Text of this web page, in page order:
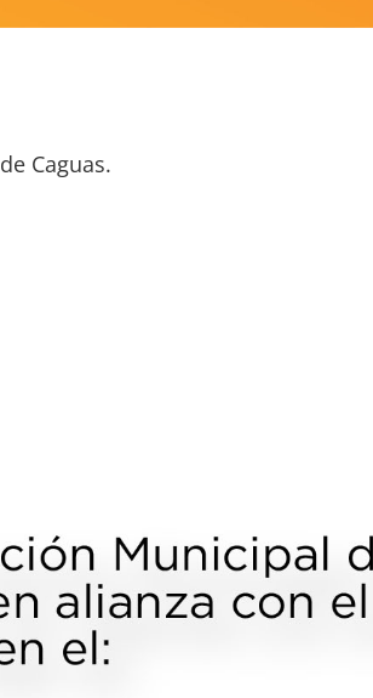
Caguas.